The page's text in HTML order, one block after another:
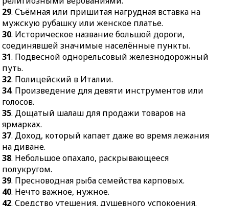
значимые населённые
пункты.
31.Подвесной
однорельсовый
железнодорожный путь.
32.Полицейский в
Италии.
34.Произведение для
девяти инструментов
или голосов.
35.Дощатый шалаш для
продажи товаров на
ярмарках.
37.Доход, который
капает даже во время
лежания на диване.
фехтование, стрельбу и
конный спорт.
22.Математическая
задача поиска корней.
Средневековая форма
самоуправления в
25.Съедобный морской
26.Глава рода,
27.Специалист
командного состава
флота, ведающий
29. Съёмная или пришитая нагрудная вставка на
мужскую рубашку или женское платье.
30. Историческое название большой дороги,
соединявшей значимые населённые пункты.
31. Подвесной однорельсовый железнодорожный
путь.
32. Полицейский в Италии.
34. Произведение для девяти инструментов или
голосов.
35. Дощатый шалаш для продажи товаров на
ярмарках.
37. Доход, который капает даже во время лежания
на диване.
38. Небольшое опахало, раскрывающееся
полукругом.
39. Пресноводная рыба семейства карповых.
40. Нечто важное, нужное.
42. Средство утешения, душевного успокоения.